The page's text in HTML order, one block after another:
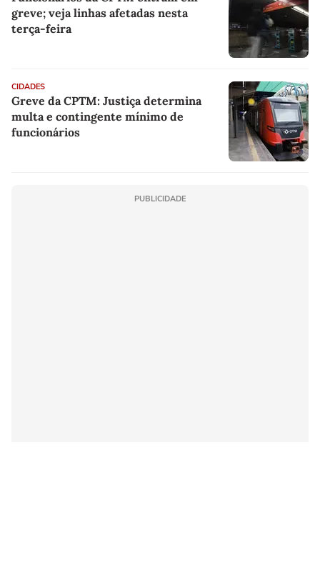
greve; veja linhas afetadas nesta
terça-feira
CIDADES
Greve da CPTM: Justiça determina
multa e contingente mínimo de
funcionários
PUBLICIDADE